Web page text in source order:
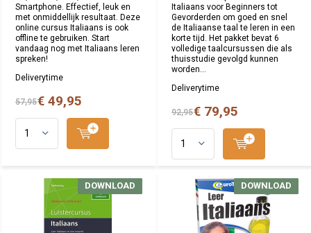
Smartphone. Effectief, leuk en
met onmiddellijk resultaat. Deze
online cursus Italiaans is ook
offline te gebruiken. Start
vandaag nog met Italiaans leren
spreken!
Deliverytime
57,95€ 49,95
Italiaans voor Beginners tot
Gevorderden om goed en snel
de Italiaanse taal te leren in een
korte tijd. Het pakket bevat 6
volledige taalcursussen die als
thuisstudie gevolgd kunnen
worden...
Deliverytime
92,95€ 79,95
DOWNLOAD
DOWNLOAD DOWNLOAD
DOWNLOAD